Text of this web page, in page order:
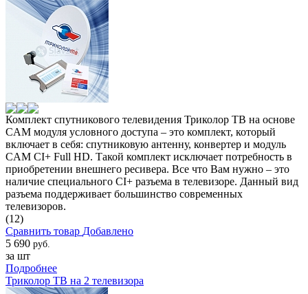
Комплект спутникового телевидения Триколор ТВ на основе
CAM модуля условного доступа – это комплект, который
включает в себя: спутниковую антенну, конвертер и модуль
CAM CI+ Full HD. Такой комплект исключает потребность в
приобретении внешнего ресивера. Все что Вам нужно – это
наличие специального CI+ разъема в телевизоре. Данный вид
разъема поддерживает большинство современных
телевизоров.
(12)
Сравнить товар Добавлено
5 690 руб.
за шт
Подробнее
Триколор ТВ на 2 телевизора